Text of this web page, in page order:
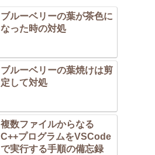
ブルーベリーの葉が茶色に
なった時の対処
ブルーベリーの葉焼けは剪
定して対処
複数ファイルからなる
C++プログラムをVSCode
で実行する手順の備忘録